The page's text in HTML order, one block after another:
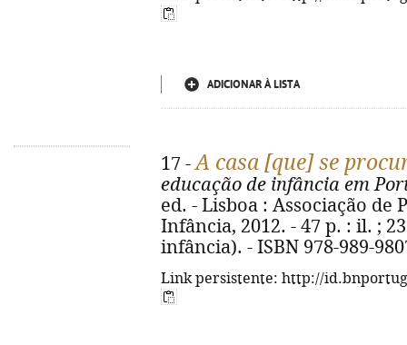
ADICIONAR À LISTA
17 -A casa [que] se
educação de infância em
ed. - Lisboa : Associação de
Infância, 2012. - 47 p. : il. ;
infância). - ISBN 978-989-
Link persistente: http://